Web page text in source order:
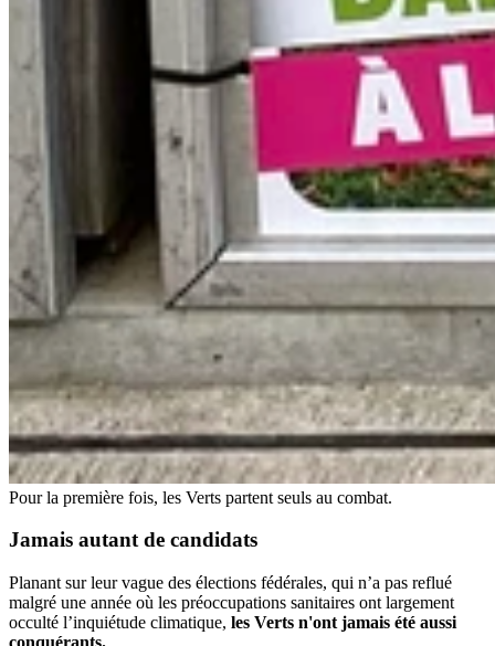
Pour la première fois, les Verts partent seuls au combat.
Jamais autant de candidats
Planant sur leur vague des élections fédérales, qui n’a pas reflué
malgré une année où les préoccupations sanitaires ont largement
occulté l’inquiétude climatique, les Verts n'ont jamais été aussi
conquérants.